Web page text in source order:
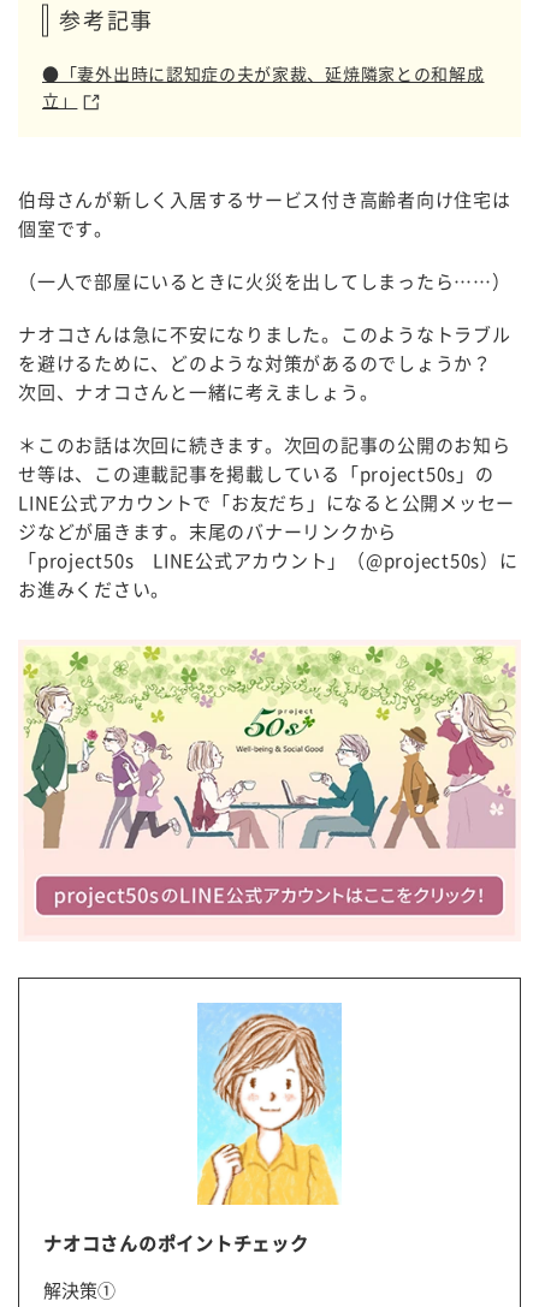
参考記事
●「妻外出時に認知症の夫が家裁、延焼隣家との和解成
立」
伯母さんが新しく入居するサービス付き高齢者向け住宅は
個室です。
（一人で部屋にいるときに火災を出してしまったら……）
ナオコさんは急に不安になりました。このようなトラブル
を避けるために、どのような対策があるのでしょうか？
次回、ナオコさんと一緒に考えましょう。
＊このお話は次回に続きます。次回の記事の公開のお知ら
せ等は、この連載記事を掲載している「project50s」の
LINE公式アカウントで「お友だち」になると公開メッセー
ジなどが届きます。末尾のバナーリンクから
「project50s LINE公式アカウント」（@project50s）に
お進みください。
ナオコさんのポイントチェック
解決策①